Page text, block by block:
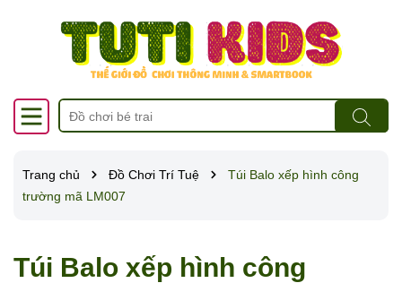
Trang chủ Đồ Chơi Trí Tuệ
Túi Balo xếp hình công
trường mã LM007
Túi Balo xếp hình công